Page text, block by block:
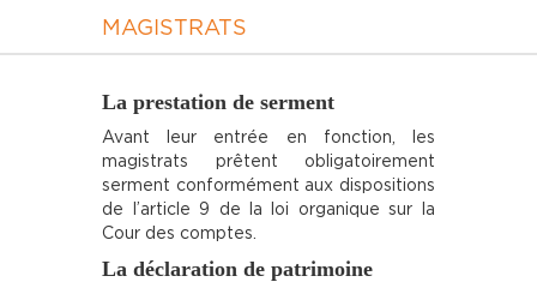
MAGISTRATS
La prestation de serment
Avant leur entrée en fonction, les
magistrats prêtent obligatoirement
serment conformément aux dispositions
de l’article 9 de la loi organique sur la
Cour des comptes.
La déclaration de patrimoine